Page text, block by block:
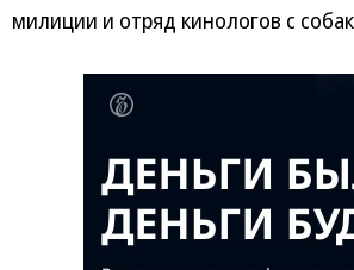
милиции и отряд кинологов с